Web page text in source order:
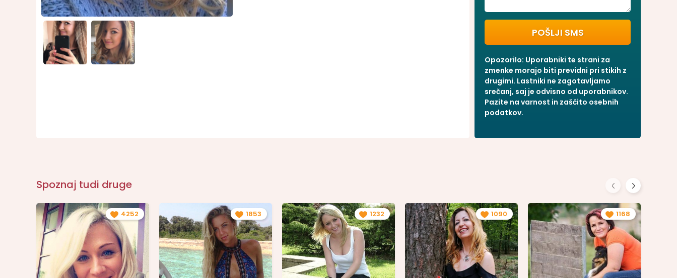
Mega M
Ventocom
Spar Mobil
Hip Mobil
Hot Mobil
Opozorilo: Uporabniki te strani za
zmenke morajo biti previdni pri stikih z
drugimi. Lastniki ne zagotavljamo
srečanj, saj je odvisno od uporabnikov.
Pazite na varnost in zaščito osebnih
podatkov.
Spoznaj tudi druge
4252 1853 1232 1090 1168